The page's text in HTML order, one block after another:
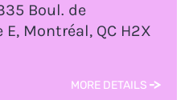
Boul. de
Montréal, QC H2X
MORE DETAILS